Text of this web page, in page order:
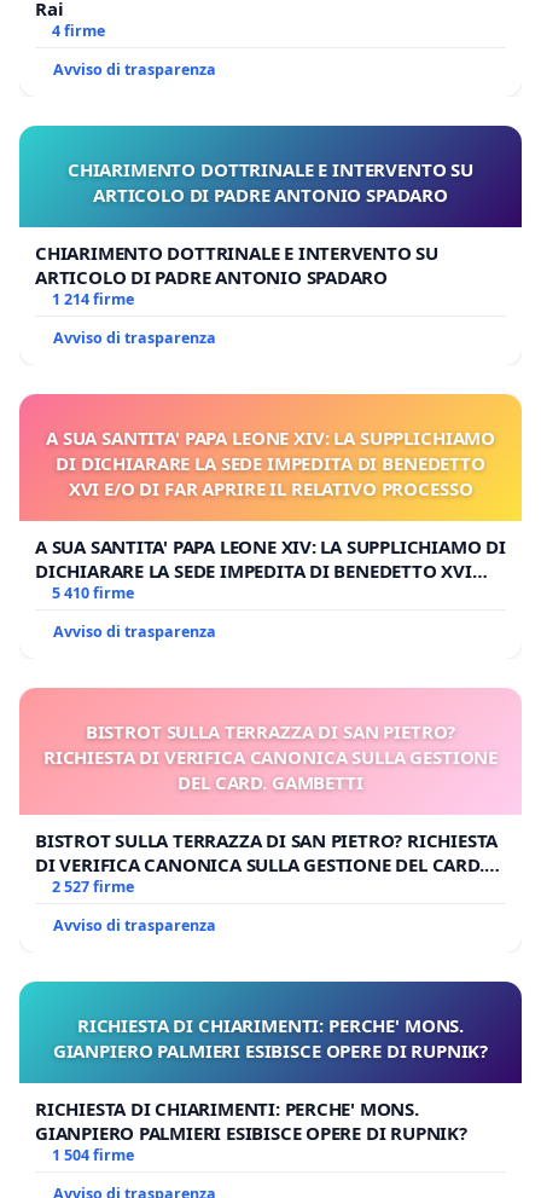
Rai
4 firme
Avviso di trasparenza
CHIARIMENTO DOTTRINALE E INTERVENTO SU
ARTICOLO DI PADRE ANTONIO SPADARO
CHIARIMENTO DOTTRINALE E INTERVENTO SU
ARTICOLO DI PADRE ANTONIO SPADARO
1 214 firme
Avviso di trasparenza
A SUA SANTITA' PAPA LEONE XIV: LA SUPPLICHIAMO
DI DICHIARARE LA SEDE IMPEDITA DI BENEDETTO
XVI E/O DI FAR APRIRE IL RELATIVO PROCESSO
A SUA SANTITA' PAPA LEONE XIV: LA SUPPLICHIAMO DI
DICHIARARE LA SEDE IMPEDITA DI BENEDETTO XVI
E/O DI FAR APRIRE IL RELATIVO PROCESSO
5 410 firme
Avviso di trasparenza
BISTROT SULLA TERRAZZA DI SAN PIETRO?
RICHIESTA DI VERIFICA CANONICA SULLA GESTIONE
DEL CARD. GAMBETTI
BISTROT SULLA TERRAZZA DI SAN PIETRO? RICHIESTA
DI VERIFICA CANONICA SULLA GESTIONE DEL CARD.
GAMBETTI
2 527 firme
Avviso di trasparenza
RICHIESTA DI CHIARIMENTI: PERCHE' MONS.
GIANPIERO PALMIERI ESIBISCE OPERE DI RUPNIK?
RICHIESTA DI CHIARIMENTI: PERCHE' MONS.
GIANPIERO PALMIERI ESIBISCE OPERE DI RUPNIK?
1 504 firme
Avviso di trasparenza